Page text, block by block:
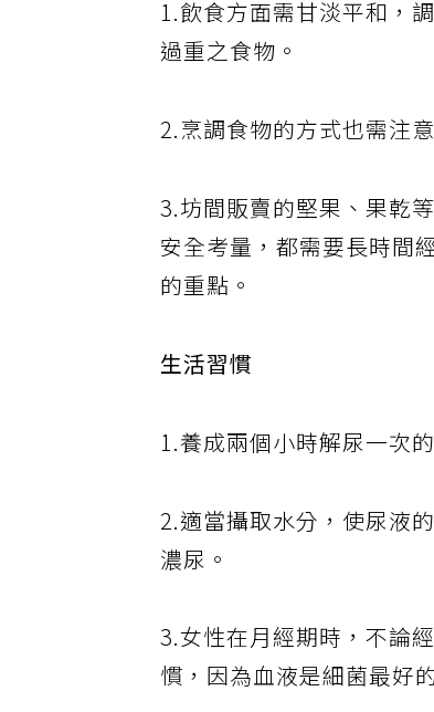
1.飲食方面需甘淡平和，
過重之食物。
2.烹調食物的方式也需注
3.坊間販賣的堅果、果乾
安全考量，都需要長時間
的重點。
生活習慣
1.養成兩個小時解尿一次
2.適當攝取水分，使尿液
濃尿。
3.女性在月經期時，不論
慣，因為血液是細菌最好